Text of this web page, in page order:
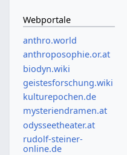
Webportale
anthro.world
anthroposophie.or.at
biodyn.wiki
geistesforschung.wiki
kulturepochen.de
mysteriendramen.at
odysseetheater.at
rudolf-steiner-
online.de